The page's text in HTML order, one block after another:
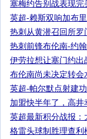
塞梅约告别战表现
英超-赖斯双响加布
热刺从黄潜召回所罗
热刺前锋布伦南-约
伊劳拉想让塞门约
布伦南尚未决定转
英超-帕尔默点射建
加盟快半年了，高
英超最新积分战报：
格雷头球制胜理查利